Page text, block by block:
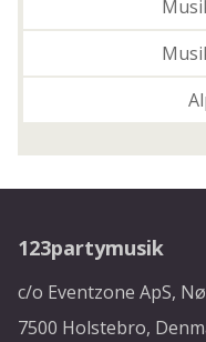
123partymusik
c/o Eventzone ApS,
7500 Holstebro,